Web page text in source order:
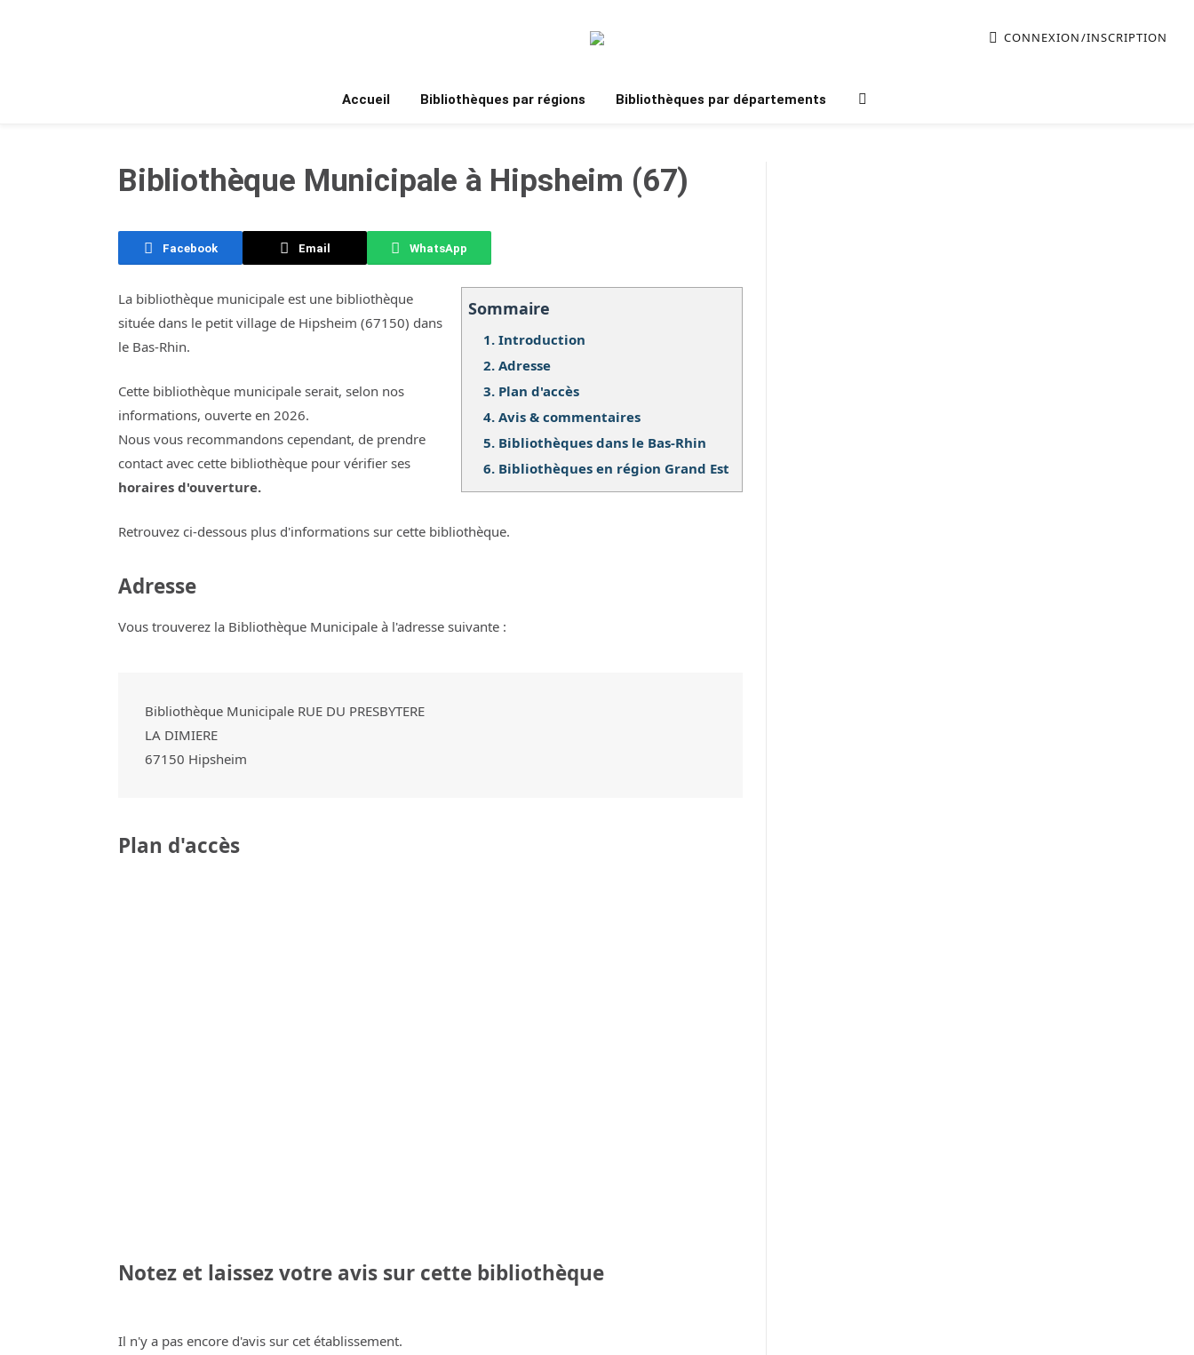
CONNEXION/INSCRIPTION
Accueil Bibliothèques par régions Bibliothèques par départements
Bibliothèque Municipale à Hipsheim (67)
Facebook Email WhatsApp
Sommaire
1. Introduction
2. Adresse
3. Plan d'accès
4. Avis & commentaires
5. Bibliothèques dans le Bas-Rhin
6. Bibliothèques en région Grand Est
La bibliothèque municipale est une bibliothèque
située dans le petit village de Hipsheim (67150) dans
le Bas-Rhin.
Cette bibliothèque municipale serait, selon nos
informations, ouverte en 2026.
Nous vous recommandons cependant, de prendre
contact avec cette bibliothèque pour vérifier ses
horaires d'ouverture.
Retrouvez ci-dessous plus d'informations sur cette bibliothèque.
Adresse
Vous trouverez la Bibliothèque Municipale à l'adresse suivante :
Bibliothèque Municipale RUE DU PRESBYTERE
LA DIMIERE
67150 Hipsheim
Plan d'accès
Notez et laissez votre avis sur cette bibliothèque
Il n'y a pas encore d'avis sur cet établissement.